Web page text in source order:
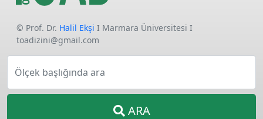
© Prof. Dr. Halil Ekşi I Marmara Üniversitesi I
toadizini@gmail.com
Ölçek başlığında ara
ARA